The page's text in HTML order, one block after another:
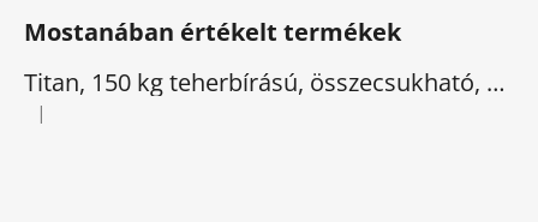
Mostanában értékelt termékek
Titan, 150 kg teherbírású, összecsukható, elektromos háromkerekű
A termék értékelése 5-ből 5 csillag.
|